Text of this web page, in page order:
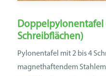
Doppelpylonentafel
Schreibflächen)
Pylonentafel mit 2 bis 4
magnethaftendem